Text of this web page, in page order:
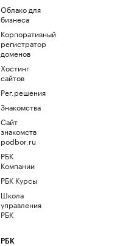
Облако для
бизнеса
Корпоративный
регистратор
доменов
Хостинг
сайтов
Рег.решения
Знакомства
Сайт
знакомств
podbor.ru
РБК
Компании
РБК Курсы
Школа
управления
РБК
РБК